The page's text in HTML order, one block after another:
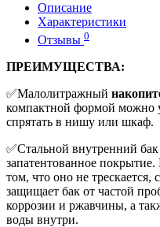
Описание
Характеристики
Отзывы 0
ПРЕИМУЩЕСТВА:
✅Малолитражный
компактной формой можно
спрятать в нишу или шкаф.
✅Стальной внутренний
запатентованное
том, что оно не трескается,
защищает бак от частой
коррозии и ржавчины, а
воды внутри.